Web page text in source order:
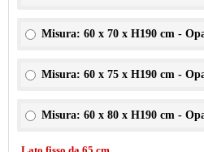
Misura: 60 x 70 x H190 cm -
Misura: 60 x 75 x H190 cm -
Misura: 60 x 80 x H190 cm -